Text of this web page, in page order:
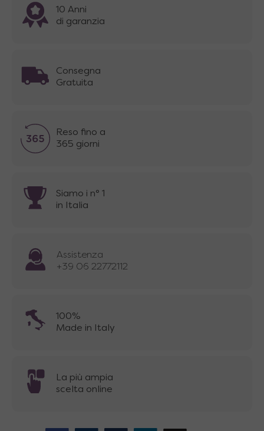
10 Anni
di garanzia
Consegna
Gratuita
Reso fino a
365 giorni
Siamo i n° 1
in Italia
Assistenza
+39 06 22772112
100%
Made in Italy
La più ampia
scelta online